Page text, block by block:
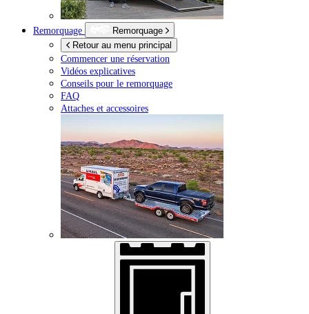
Remorquage
Remorquage
Retour au menu principal
Commencer une réservation
Vidéos explicatives
Conseils pour le remorquage
FAQ
Attaches et accessoires